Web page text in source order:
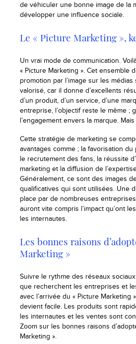
de véhiculer une bonne image de la
développer une influence sociale.
Le « Picture Marketing »,
Un vrai mode de communication.
« Picture Marketing ». Cet ensemble
promotion par l’image sur les
valorisé, car il donne d’excellents
d’un produit, d’un service, d’une
entreprise, l’objectif reste le même ;
l’engagement envers la marque.
Cette stratégie de marketing se
avantages comme ; la favorisation
le recrutement des fans, la réussite
marketing et la diffusion de
Généralement, ce sont des images
qualificatives qui sont utilisées. Une
place par de nombreuses
auront vite compris l’impact qu’ont
les internautes.
Les bonnes raisons
Marketing »
Suivre le rythme des réseaux
que recherchent les entreprises et
avec l’arrivée du « Picture Marketing
devient facile. Les produits sont
les internautes et les ventes sont
Zoom sur les bonnes raisons
Marketing ».